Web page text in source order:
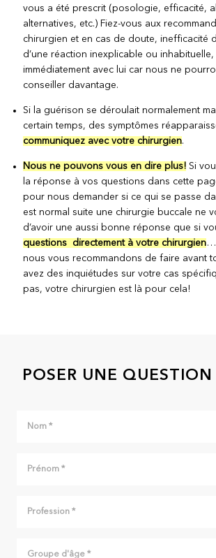
vous a été prescrit (posologie, efficacité,
alternatives, etc.) Fiez-vous aux
chirurgien et en cas de doute, inefficacité
d’une réaction inexplicable ou
immédiatement avec lui car nous ne
conseiller davantage.
Si la guérison se déroulait normalement
certain temps, des symptômes
communiquez avec votre chirurgien.
Nous ne pouvons vous en dire plus! Si
la réponse à vos questions dans cette
pour nous demander si ce qui se passe
est normal suite une chirurgie buccale ne
d’avoir une aussi bonne réponse que si
questions directement à votre chirurgien…
nous vous recommandons de faire avant
avez des inquiétudes sur votre cas
pas, votre chirurgien est là pour cela!
POSER UNE QUESTION